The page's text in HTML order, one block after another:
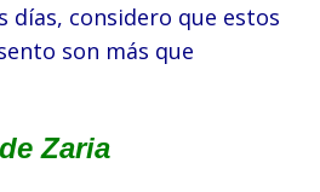
días, considero que estos
son más que
Zaria